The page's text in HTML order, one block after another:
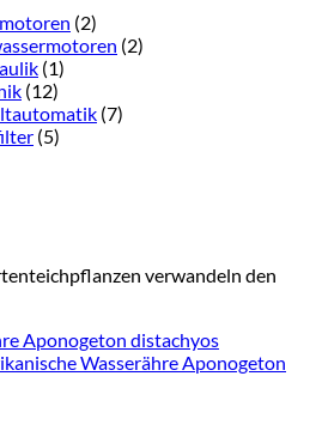
(2)
(2)
(1)
(12)
(7)
(5)
verwandeln den